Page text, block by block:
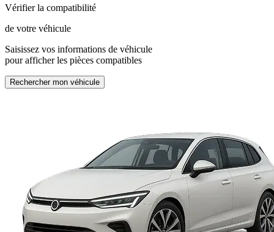
Vérifier la compatibilité
de votre véhicule
Saisissez vos informations de véhicule
pour afficher les pièces compatibles
Rechercher mon véhicule